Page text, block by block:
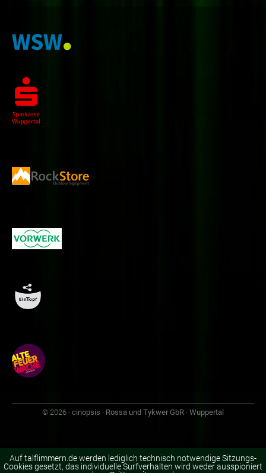
© 2026 · cinopsis · Rossa und Tykwer GbR · Wuppertal
Auf talflimmern.de werden lediglich technisch notwendige Sitzungs-
Cookies gesetzt, das individuelle Surfverhalten wird weder ausspioniert